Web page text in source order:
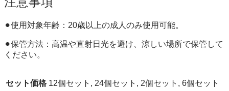
⚫︎使用対象年齢：20歳以上の成人のみ使用可能。
⚫︎保管方法：高温や直射日光を避け、涼しい場所で保管して
ください。
セット価格 12個セット, 24個セット, 2個セット, 6個セット